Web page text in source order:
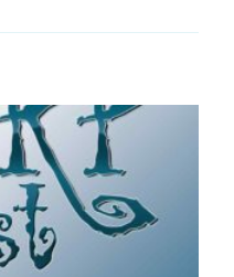
Frisch von